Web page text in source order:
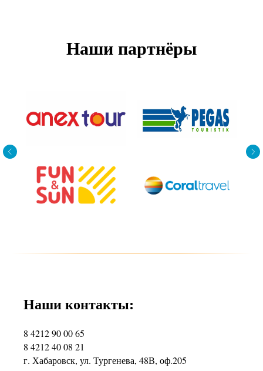
Наши партнёры
Наши контакты:
8 4212 90 00 65
8 4212 40 08 21
г. Хабаровск, ул. Тургенева, 48В, оф.205